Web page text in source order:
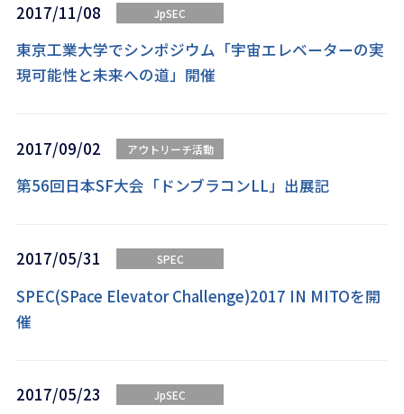
2017/11/08 JpSEC
東京工業大学でシンポジウム「宇宙エレベーターの実
現可能性と未来への道」開催
2017/09/02 アウトリーチ活動
第56回日本SF大会「ドンブラコンLL」出展記
2017/05/31 SPEC
SPEC(SPace Elevator Challenge)2017 IN MITOを開
催
2017/05/23 JpSEC